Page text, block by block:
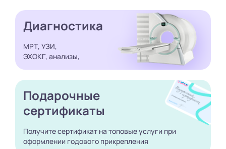
Диагностика
МРТ, УЗИ,
ЭХОКГ, анализы,
Подарочные
сертификаты
Получите сертификат на топовые услуги при
оформлении годового прикрепления